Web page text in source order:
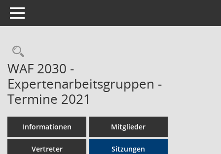
Toggle navigation
Rechercheauswahl
WAF 2030 -
Expertenarbeitsgruppen -
Termine 2021
Informationen Mitglieder
Vertreter Sitzungen